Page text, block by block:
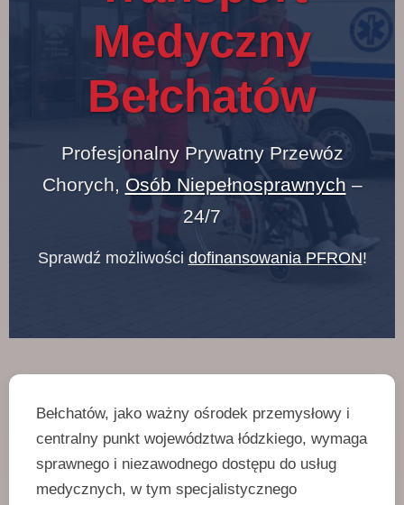
Medyczny
Bełchatów
Profesjonalny Prywatny Przewóz
Chorych, Osób Niepełnosprawnych –
24/7
Sprawdź możliwości dofinansowania PFRON!
Bełchatów, jako ważny ośrodek przemysłowy i
centralny punkt województwa łódzkiego, wymaga
sprawnego i niezawodnego dostępu do usług
medycznych, w tym specjalistycznego